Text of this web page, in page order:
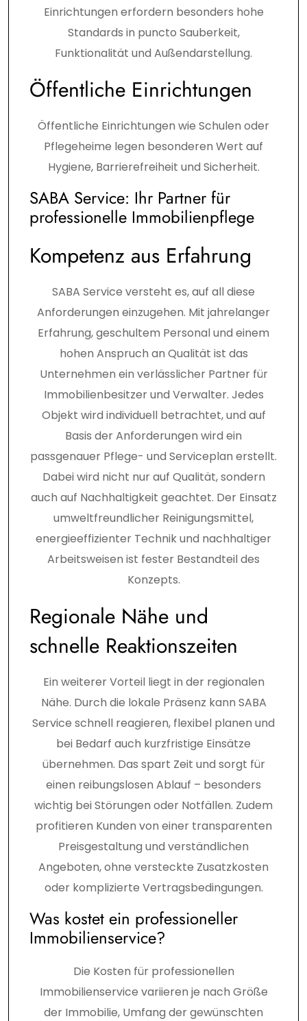
Einrichtungen erfordern besonders hohe
Standards in puncto Sauberkeit,
Funktionalität und Außendarstellung.
Öffentliche Einrichtungen
Öffentliche Einrichtungen wie Schulen oder
Pflegeheime legen besonderen Wert auf
Hygiene, Barrierefreiheit und Sicherheit.
SABA Service: Ihr Partner für
professionelle Immobilienpflege
Kompetenz aus Erfahrung
SABA Service versteht es, auf all diese
Anforderungen einzugehen. Mit jahrelanger
Erfahrung, geschultem Personal und einem
hohen Anspruch an Qualität ist das
Unternehmen ein verlässlicher Partner für
Immobilienbesitzer und Verwalter. Jedes
Objekt wird individuell betrachtet, und auf
Basis der Anforderungen wird ein
passgenauer Pflege- und Serviceplan erstellt.
Dabei wird nicht nur auf Qualität, sondern
auch auf Nachhaltigkeit geachtet. Der Einsatz
umweltfreundlicher Reinigungsmittel,
energieeffizienter Technik und nachhaltiger
Arbeitsweisen ist fester Bestandteil des
Konzepts.
Regionale Nähe und
schnelle Reaktionszeiten
Ein weiterer Vorteil liegt in der regionalen
Nähe. Durch die lokale Präsenz kann SABA
Service schnell reagieren, flexibel planen und
bei Bedarf auch kurzfristige Einsätze
übernehmen. Das spart Zeit und sorgt für
einen reibungslosen Ablauf – besonders
wichtig bei Störungen oder Notfällen. Zudem
profitieren Kunden von einer transparenten
Preisgestaltung und verständlichen
Angeboten, ohne versteckte Zusatzkosten
oder komplizierte Vertragsbedingungen.
Was kostet ein professioneller
Immobilienservice?
Die Kosten für professionellen
Immobilienservice variieren je nach Größe
der Immobilie, Umfang der gewünschten